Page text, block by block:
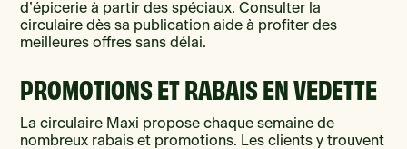
d’épicerie à partir des spéciaux. Consulter la
circulaire dès sa publication aide à profiter des
meilleures offres sans délai.
PROMOTIONS ET RABAIS EN VEDETTE
La circulaire Maxi propose chaque semaine de
nombreux rabais et promotions. Les clients y trouvent